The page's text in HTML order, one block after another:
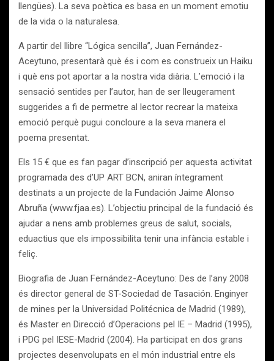
llengües). La seva poètica es basa en un moment emotiu
de la vida o la naturalesa.
A partir del llibre “Lógica sencilla”, Juan Fernández-
Aceytuno, presentarà què és i com es construeix un Haiku
i què ens pot aportar a la nostra vida diària. L’emoció i la
sensació sentides per l’autor, han de ser lleugerament
suggerides a fi de permetre al lector recrear la mateixa
emoció perquè pugui concloure a la seva manera el
poema presentat.
Els 15 € que es fan pagar d’inscripció per aquesta activitat
programada des d’UP ART BCN, aniran íntegrament
destinats a un projecte de la Fundación Jaime Alonso
Abruña (www.fjaa.es). L’objectiu principal de la fundació és
ajudar a nens amb problemes greus de salut, socials,
eduactius que els impossibilita tenir una infància estable i
feliç.
Biografia de Juan Fernández-Aceytuno: Des de l’any 2008
és director general de ST-Sociedad de Tasación. Enginyer
de mines per la Universidad Politécnica de Madrid (1989),
és Master en Direcció d’Operacions pel IE – Madrid (1995),
i PDG pel IESE-Madrid (2004). Ha participat en dos grans
projectes desenvolupats en el món industrial entre els